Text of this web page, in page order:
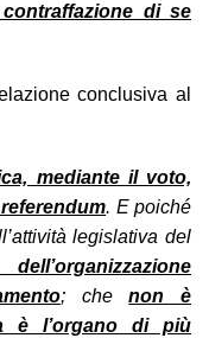
di se
conclusiva al
mediante il voto,
. E poiché
legislativa del
; chenon è
è l’organo di più